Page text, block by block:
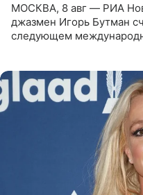
МОСКВА, 8 авг — РИА
джазмен Игорь Бутман
следующем